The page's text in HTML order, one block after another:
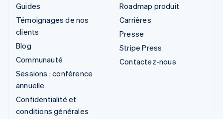
Guides
Témoignages de nos
clients
Blog
Communauté
Sessions : conférence
annuelle
Confidentialité et
conditions générales
Roadmap produit
Carrières
Presse
Stripe Press
Contactez-nous